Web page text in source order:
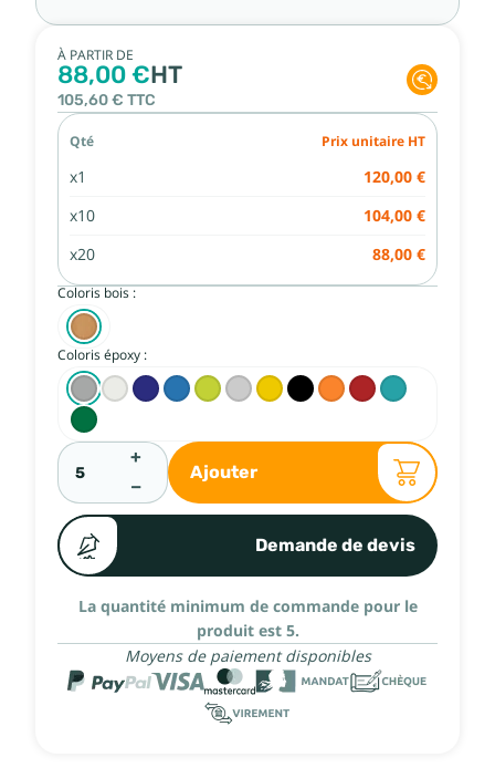
À PARTIR DE
88,00 €HT
105,60 € TTC
Qté Prix unitaire HT
x1 120,00 €
x10 104,00 €
x20 88,00 €
Coloris bois :
Coloris époxy :
+
−
Ajouter
Demande de devis
La quantité minimum de commande pour le
produit est 5.
Moyens de paiement disponibles